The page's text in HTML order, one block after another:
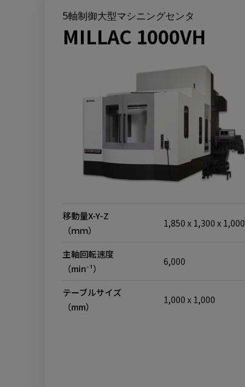
5軸制御大型マシニングセンタ
MILLAC 1000VH
移動量X-Y-Z
（ｍｍ）
1,850 x 1,300 x 1,000
主軸回転速度
（min⁻¹）
6,000
テーブルサイズ
（mm）
1,000 x 1,000